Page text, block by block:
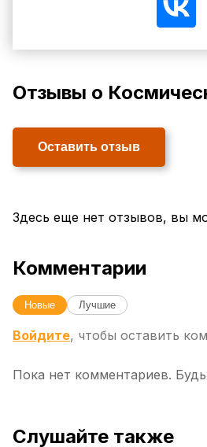
Отзывы о
Оставить отзыв
Здесь еще нет отзывов, вы
Комментарии
Новые Лучшие
Войдите, чтобы оставить
Пока нет комментариев.
Слушайте также